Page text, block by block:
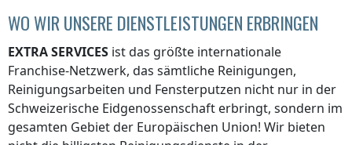
WO WIR UNSERE DIENSTLEISTUNGEN ERBRINGEN
EXTRA SERVICES ist das größte internationale
Franchise-Netzwerk, das sämtliche Reinigungen,
Reinigungsarbeiten und Fensterputzen nicht nur in der
Schweizerische Eidgenossenschaft erbringt, sondern im
gesamten Gebiet der Europäischen Union! Wir bieten